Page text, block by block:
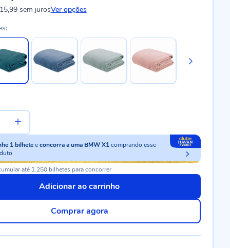
sem jurosVer opções
1 bilhete econcorra a uma BMW X1comprando esse
até 1.250 bilhetes para concorrer
Adicionar ao carrinho
Comprar agora